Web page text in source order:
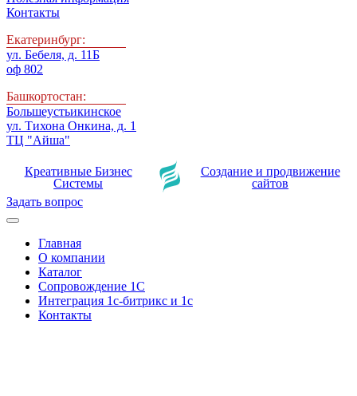
Контакты
Екатеринбург:
ул. Бебеля, д. 11Б
оф 802
Башкортостан:
Большеустьикинское
ул. Тихона Онкина, д. 1
ТЦ "Айша"
Креативные Бизнес
Системы
Создание и продвижение
сайтов
Задать вопрос
Главная
О компании
Каталог
Сопровождение 1С
Интеграция 1с-битрикс и 1с
Контакты